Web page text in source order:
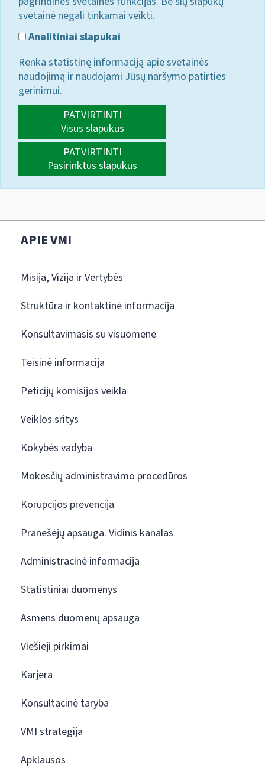
svetainė negali tinkamai veikti.
Analitiniai slapukai
Renka statistinę informaciją apie svetainės
naudojimą ir naudojami Jūsų naršymo patirties
gerinimui.
PATVIRTINTI
Visus slapukus
PATVIRTINTI
Pasirinktus slapukus
APIE VMI
Misija, Vizija ir Vertybės
Struktūra ir kontaktinė informacija
Konsultavimasis su visuomene
Teisinė informacija
Peticijų komisijos veikla
Veiklos sritys
Kokybės vadyba
Mokesčių administravimo procedūros
Korupcijos prevencija
Pranešėjų apsauga. Vidinis kanalas
Administracinė informacija
Statistiniai duomenys
Asmens duomenų apsauga
Viešieji pirkimai
Karjera
Konsultacinė taryba
VMI strategija
Apklausos